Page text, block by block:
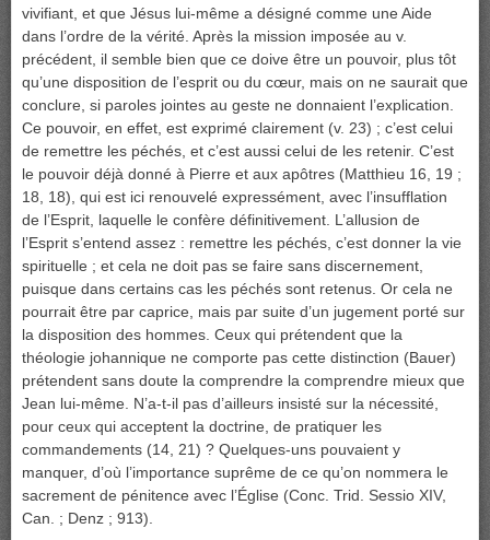
vivifiant, et que Jésus lui-même a désigné comme une Aide
dans l’ordre de la vérité. Après la mission imposée au v.
précédent, il semble bien que ce doive être un pouvoir, plus tôt
qu’une disposition de l’esprit ou du cœur, mais on ne saurait que
conclure, si paroles jointes au geste ne donnaient l’explication.
Ce pouvoir, en effet, est exprimé clairement (v. 23) ; c’est celui
de remettre les péchés, et c’est aussi celui de les retenir. C’est
le pouvoir déjà donné à Pierre et aux apôtres (Matthieu 16, 19 ;
18, 18), qui est ici renouvelé expressément, avec l’insufflation
de l’Esprit, laquelle le confère définitivement. L’allusion de
l’Esprit s’entend assez : remettre les péchés, c’est donner la vie
spirituelle ; et cela ne doit pas se faire sans discernement,
puisque dans certains cas les péchés sont retenus. Or cela ne
pourrait être par caprice, mais par suite d’un jugement porté sur
la disposition des hommes. Ceux qui prétendent que la
théologie johannique ne comporte pas cette distinction (Bauer)
prétendent sans doute la comprendre la comprendre mieux que
Jean lui-même. N’a-t-il pas d’ailleurs insisté sur la nécessité,
pour ceux qui acceptent la doctrine, de pratiquer les
commandements (14, 21) ? Quelques-uns pouvaient y
manquer, d’où l’importance suprême de ce qu’on nommera le
sacrement de pénitence avec l’Église (Conc. Trid. Sessio XIV,
Can. ; Denz ; 913).